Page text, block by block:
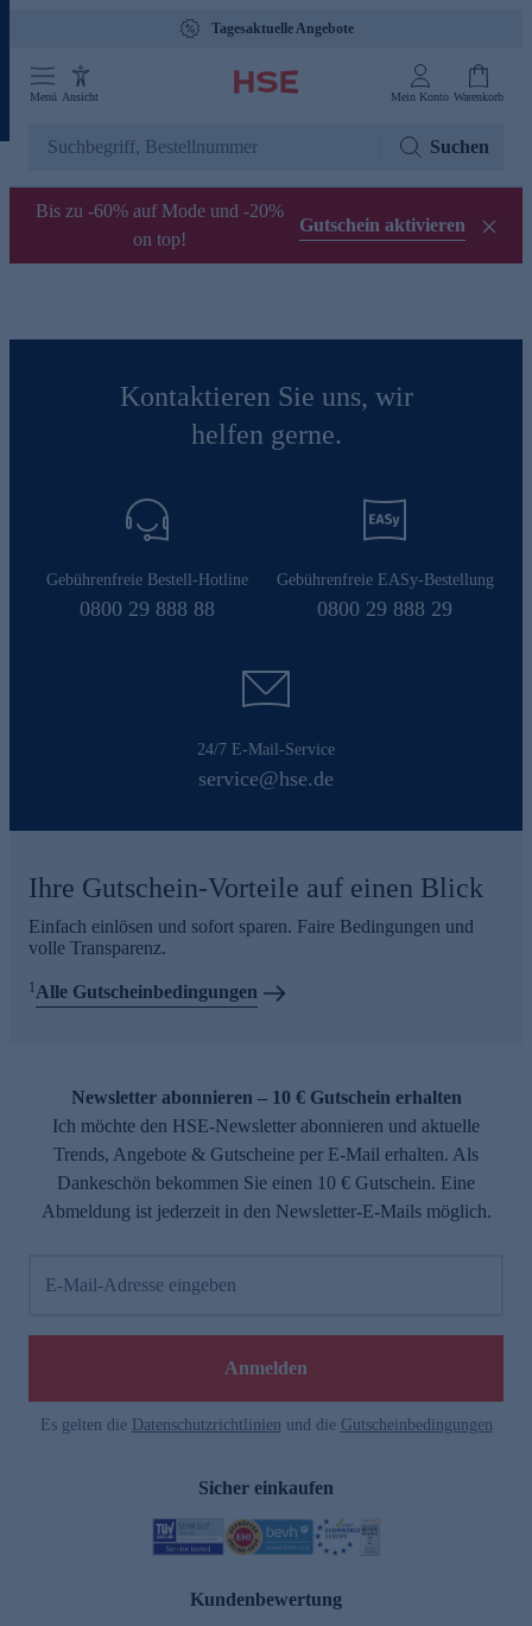
Tagesaktuelle Angebote
Menü Ansicht Mein Konto Warenkorb
Suchen
Bis zu -60% auf Mode und -20%
on top!
Gutschein aktivieren
Kontaktieren Sie uns, wir
helfen gerne.
Gebührenfreie Bestell-Hotline
0800 29 888 88
Gebührenfreie EASy-Bestellung
0800 29 888 29
24/7 E-Mail-Service
service@hse.de
Ihre Gutschein-Vorteile auf einen Blick
Einfach einlösen und sofort sparen. Faire Bedingungen und
volle Transparenz.
1Alle Gutscheinbedingungen
Newsletter abonnieren – 10 € Gutschein erhalten
Ich möchte den HSE-Newsletter abonnieren und aktuelle
Trends, Angebote & Gutscheine per E-Mail erhalten. Als
Dankeschön bekommen Sie einen 10 € Gutschein. Eine
Abmeldung ist jederzeit in den Newsletter-E-Mails möglich.
E-Mail-Adresse eingeben
Anmelden
Es gelten die Datenschutzrichtlinien und die Gutscheinbedingungen
Sicher einkaufen
Kundenbewertung